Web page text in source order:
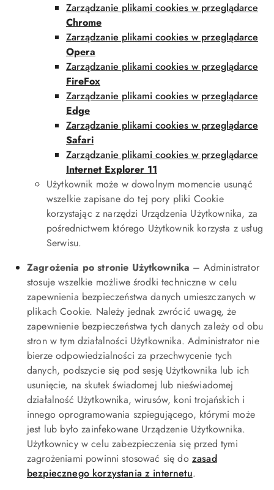
Zarządzanie plikami cookies w przeglądarce
Chrome
Zarządzanie plikami cookies w przeglądarce
Opera
Zarządzanie plikami cookies w przeglądarce
FireFox
Zarządzanie plikami cookies w przeglądarce
Edge
Zarządzanie plikami cookies w przeglądarce
Safari
Zarządzanie plikami cookies w przeglądarce
Internet Explorer 11
Użytkownik może w dowolnym momencie usunąć
wszelkie zapisane do tej pory pliki Cookie
korzystając z narzędzi Urządzenia Użytkownika, za
pośrednictwem którego Użytkownik korzysta z usług
Serwisu.
Zagrożenia po stronie Użytkownika – Administrator
stosuje wszelkie możliwe środki techniczne w celu
zapewnienia bezpieczeństwa danych umieszczanych w
plikach Cookie. Należy jednak zwrócić uwagę, że
zapewnienie bezpieczeństwa tych danych zależy od obu
stron w tym działalności Użytkownika. Administrator nie
bierze odpowiedzialności za przechwycenie tych
danych, podszycie się pod sesję Użytkownika lub ich
usunięcie, na skutek świadomej lub nieświadomej
działalność Użytkownika, wirusów, koni trojańskich i
innego oprogramowania szpiegującego, którymi może
jest lub było zainfekowane Urządzenie Użytkownika.
Użytkownicy w celu zabezpieczenia się przed tymi
zagrożeniami powinni stosować się do zasad
bezpiecznego korzystania z internetu.